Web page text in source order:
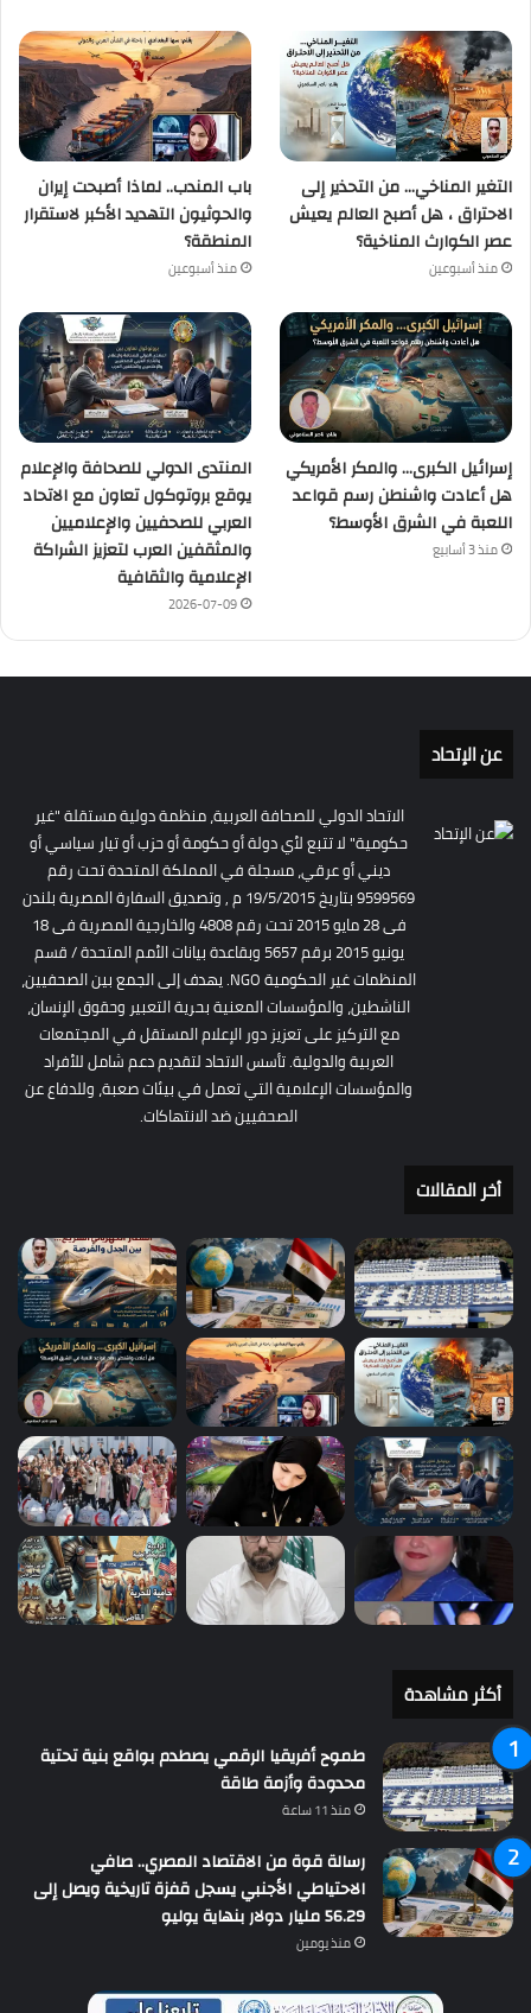
التغير المناخي… من التحذير إلى
الاحتراق ، هل أصبح العالم يعيش
عصر الكوارث المناخية؟
منذ أسبوعين
باب المندب.. لماذا أصبحت إيران
والحوثيون التهديد الأكبر لاستقرار
المنطقة؟
منذ أسبوعين
إسرائيل الكبرى… والمكر الأمريكي
هل أعادت واشنطن رسم قواعد
اللعبة في الشرق الأوسط؟
منذ 3 أسابيع
المنتدى الدولي للصحافة والإعلام
يوقع بروتوكول تعاون مع الاتحاد
العربي للصحفيين والإعلاميين
والمثقفين العرب لتعزيز الشراكة
الإعلامية والثقافية
2026-07-09
عن الإتحاد
الاتحاد الدولي للصحافة العربية، منظمة دولية مستقلة "غير
حكومية" لا تتبع لأي دولة أو حكومة أو حزب أو تيار سياسي أو
ديني أو عرقي، مسجلة في المملكة المتحدة تحت رقم
9599569 بتاريخ 19/5/2015 م , وتصديق السفارة المصرية بلندن
فى 28 مايو 2015 تحت رقم 4808 والخارجية المصرية فى 18
يونيو 2015 برقم 5657 وبقاعدة بيانات الأمم المتحدة / قسم
المنظمات غير الحكومية NGO. يهدف إلى الجمع بين الصحفيين،
الناشطين، والمؤسسات المعنية بحرية التعبير وحقوق الإنسان،
مع التركيز على تعزيز دور الإعلام المستقل في المجتمعات
العربية والدولية. تأسس الاتحاد لتقديم دعم شامل للأفراد
والمؤسسات الإعلامية التي تعمل في بيئات صعبة، وللدفاع عن
الصحفيين ضد الانتهاكات.
أخر المقالات
أكثر مشاهدة
طموح أفريقيا الرقمي يصطدم بواقع بنية تحتية
محدودة وأزمة طاقة
منذ 11 ساعة
رسالة قوة من الاقتصاد المصري.. صافي
الاحتياطي الأجنبي يسجل قفزة تاريخية ويصل إلى
56.29 مليار دولار بنهاية يوليو
منذ يومين